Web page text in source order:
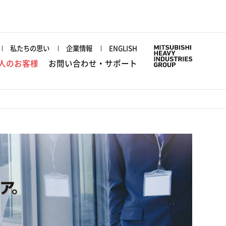
私たちの思い 企業情報 ENGLISH
のお客様 お問い合わせ・サポート